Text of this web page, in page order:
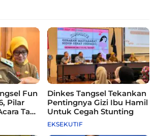
Fun
Pilar
Tak
Dinkes Tangsel Tekankan
Pentingnya Gizi Ibu Hamil
Untuk Cegah Stunting
EKSEKUTIF